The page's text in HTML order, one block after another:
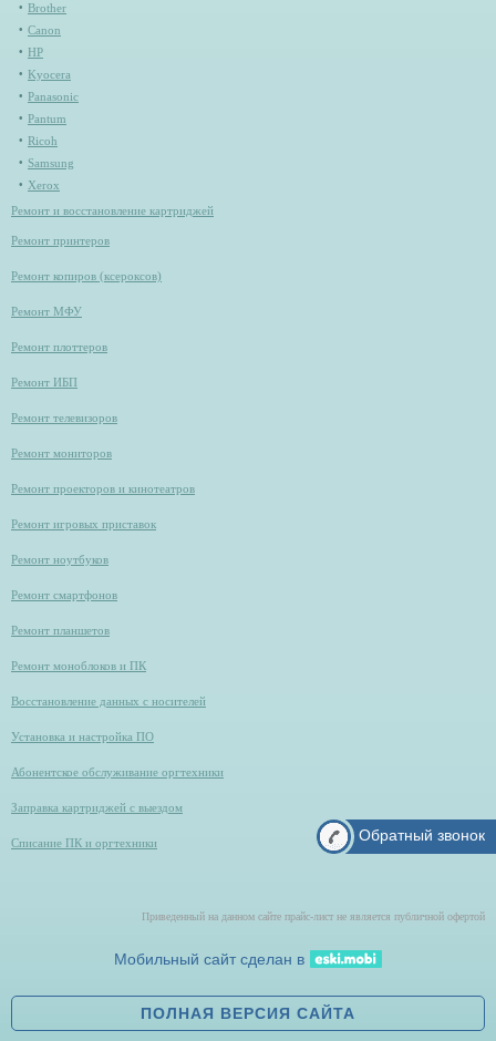
Обратный звонок
Brother
Canon
HP
Kyocera
Panasonic
Pantum
Ricoh
Samsung
Xerox
Ремонт и восстановление картриджей
Ремонт принтеров
Ремонт копиров (ксероксов)
Ремонт МФУ
Ремонт плоттеров
Ремонт ИБП
Ремонт телевизоров
Ремонт мониторов
Ремонт проекторов и кинотеатров
Ремонт игровых приставок
Ремонт ноутбуков
Ремонт смартфонов
Ремонт планшетов
Ремонт моноблоков и ПК
Восстановление данных с носителей
Установка и настройка ПО
Абонентское обслуживание оргтехники
Заправка картриджей с выездом
Списание ПК и оргтехники
Приведенный на данном сайте прайс-лист не является публичной офертой
Мобильный сайт сделан в
ПОЛНАЯ ВЕРСИЯ САЙТА